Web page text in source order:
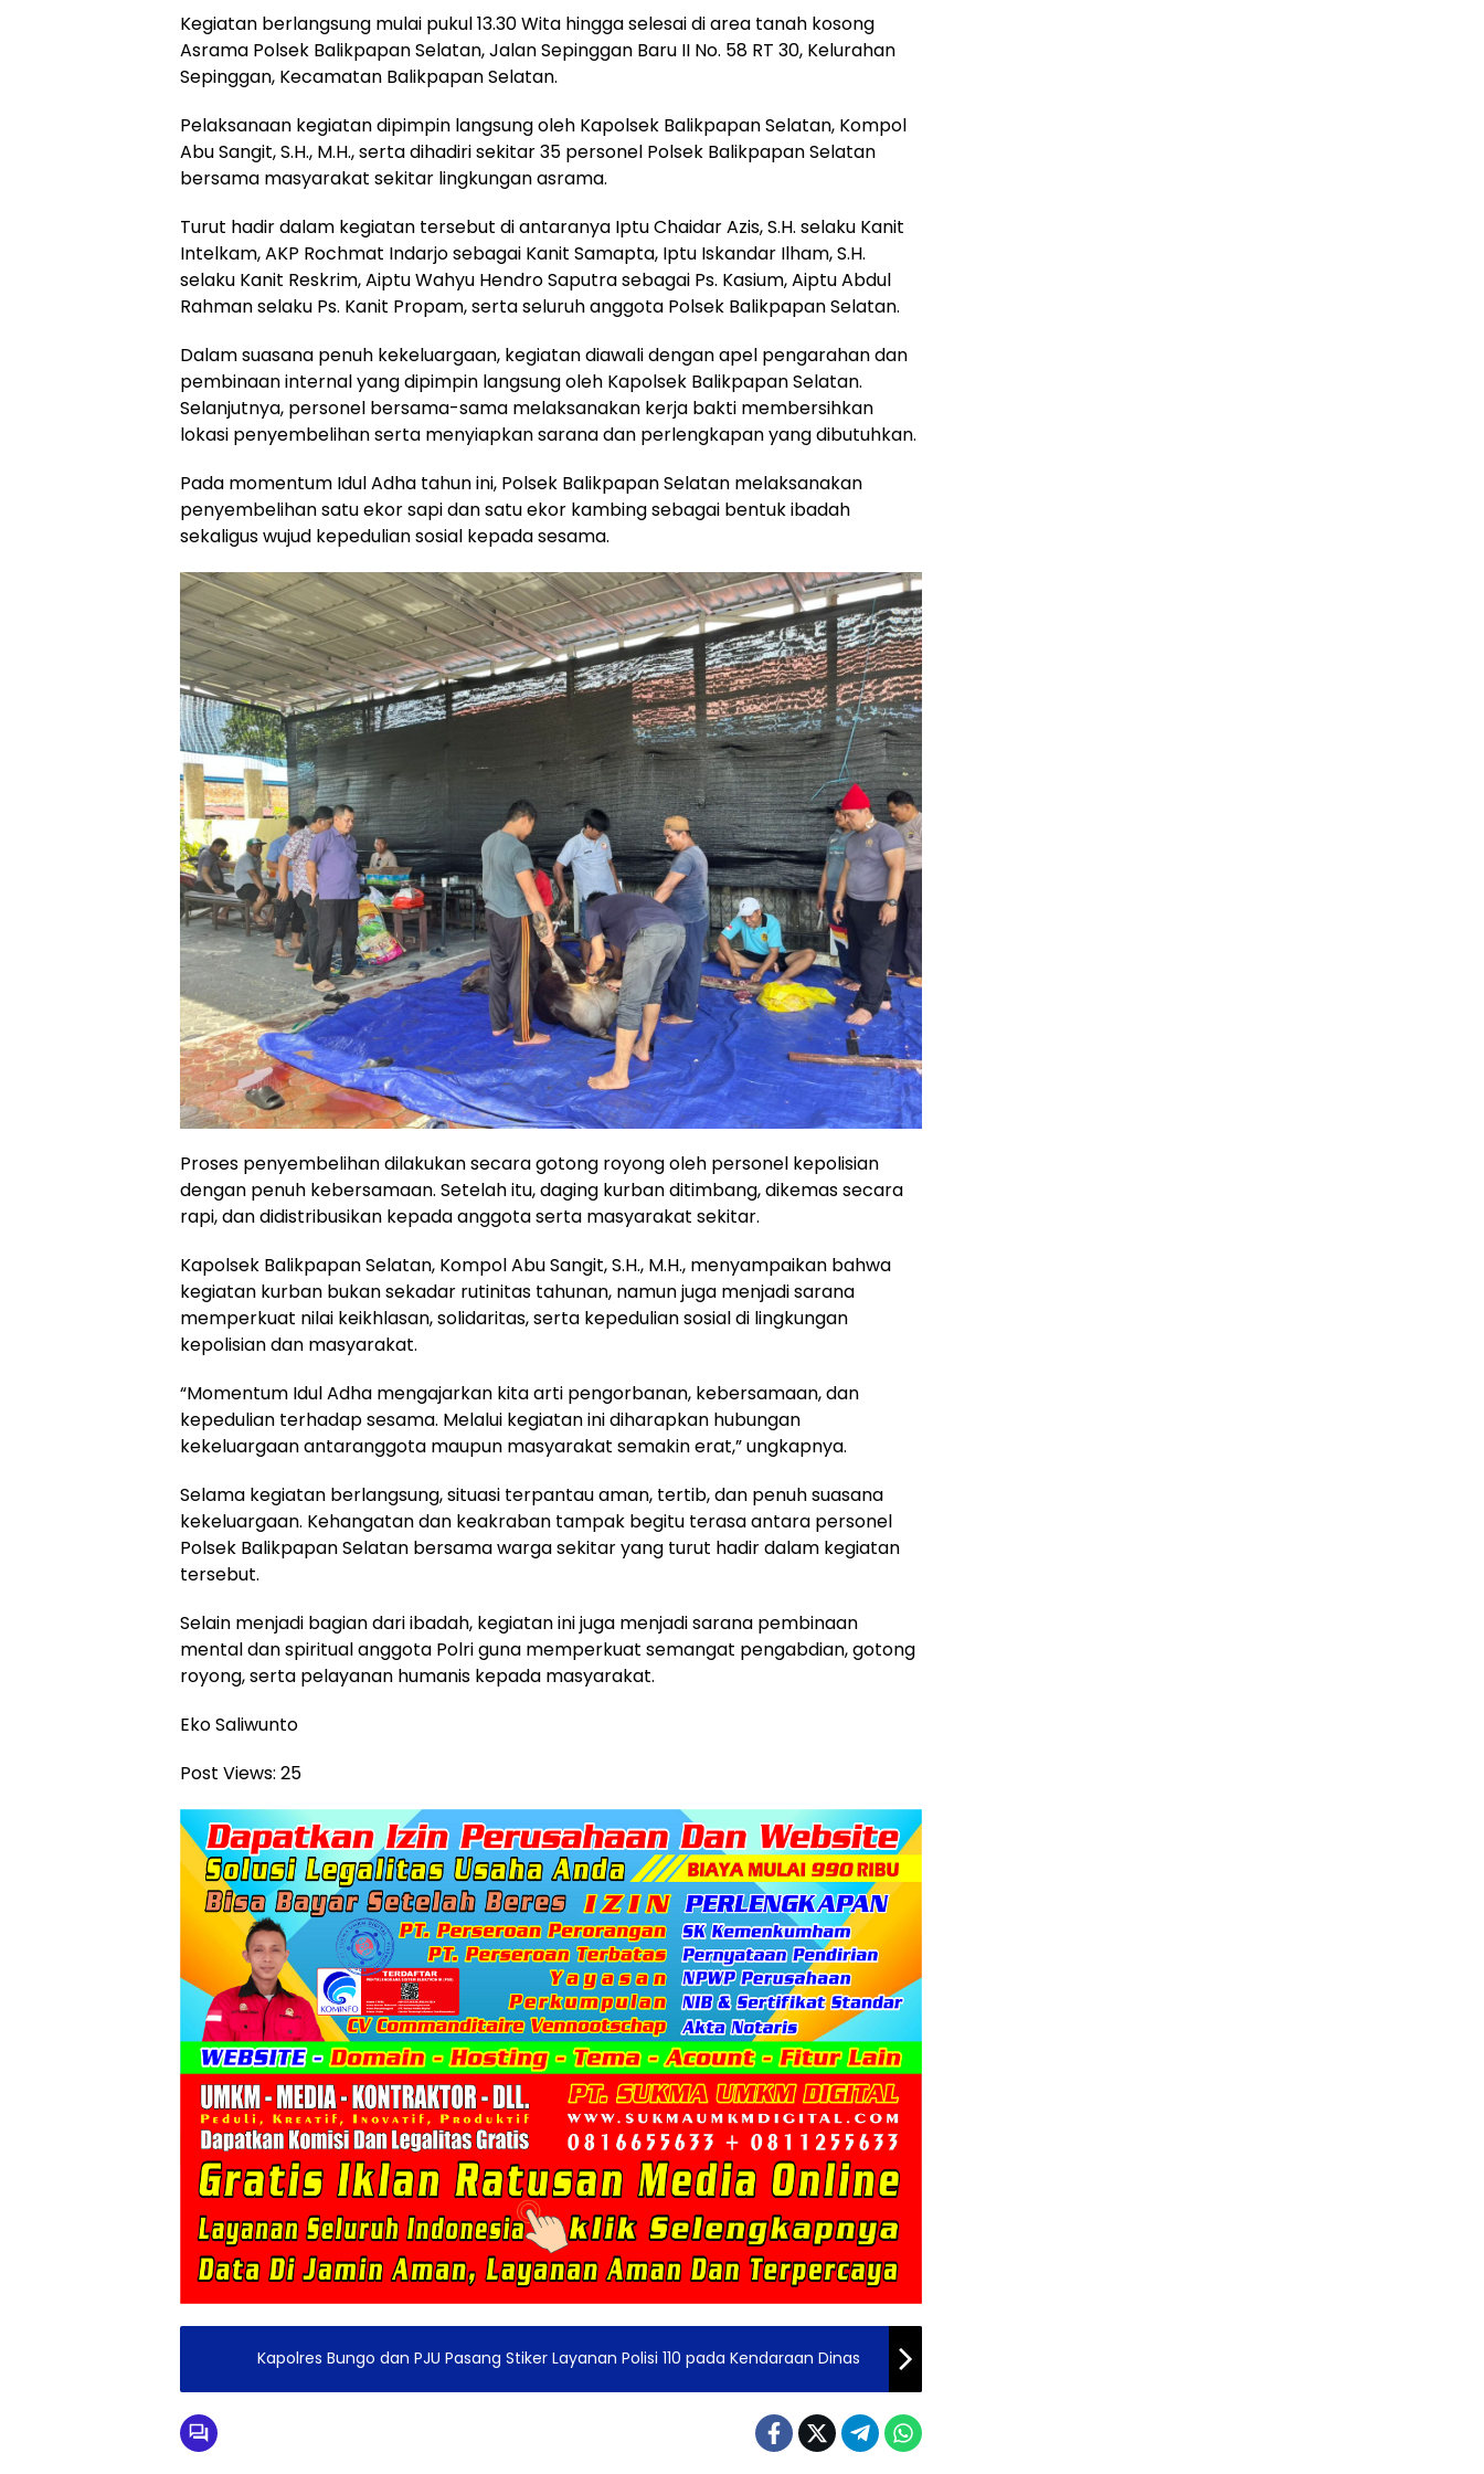
Kegiatan berlangsung mulai pukul 13.30 Wita hingga selesai di area tanah kosong
Asrama Polsek Balikpapan Selatan, Jalan Sepinggan Baru II No. 58 RT 30, Kelurahan
Sepinggan, Kecamatan Balikpapan Selatan.
Pelaksanaan kegiatan dipimpin langsung oleh Kapolsek Balikpapan Selatan, Kompol
Abu Sangit, S.H., M.H., serta dihadiri sekitar 35 personel Polsek Balikpapan Selatan
bersama masyarakat sekitar lingkungan asrama.
Turut hadir dalam kegiatan tersebut di antaranya Iptu Chaidar Azis, S.H. selaku Kanit
Intelkam, AKP Rochmat Indarjo sebagai Kanit Samapta, Iptu Iskandar Ilham, S.H.
selaku Kanit Reskrim, Aiptu Wahyu Hendro Saputra sebagai Ps. Kasium, Aiptu Abdul
Rahman selaku Ps. Kanit Propam, serta seluruh anggota Polsek Balikpapan Selatan.
Dalam suasana penuh kekeluargaan, kegiatan diawali dengan apel pengarahan dan
pembinaan internal yang dipimpin langsung oleh Kapolsek Balikpapan Selatan.
Selanjutnya, personel bersama-sama melaksanakan kerja bakti membersihkan
lokasi penyembelihan serta menyiapkan sarana dan perlengkapan yang dibutuhkan.
Pada momentum Idul Adha tahun ini, Polsek Balikpapan Selatan melaksanakan
penyembelihan satu ekor sapi dan satu ekor kambing sebagai bentuk ibadah
sekaligus wujud kepedulian sosial kepada sesama.
Proses penyembelihan dilakukan secara gotong royong oleh personel kepolisian
dengan penuh kebersamaan. Setelah itu, daging kurban ditimbang, dikemas secara
rapi, dan didistribusikan kepada anggota serta masyarakat sekitar.
Kapolsek Balikpapan Selatan, Kompol Abu Sangit, S.H., M.H., menyampaikan bahwa
kegiatan kurban bukan sekadar rutinitas tahunan, namun juga menjadi sarana
memperkuat nilai keikhlasan, solidaritas, serta kepedulian sosial di lingkungan
kepolisian dan masyarakat.
“Momentum Idul Adha mengajarkan kita arti pengorbanan, kebersamaan, dan
kepedulian terhadap sesama. Melalui kegiatan ini diharapkan hubungan
kekeluargaan antaranggota maupun masyarakat semakin erat,” ungkapnya.
Selama kegiatan berlangsung, situasi terpantau aman, tertib, dan penuh suasana
kekeluargaan. Kehangatan dan keakraban tampak begitu terasa antara personel
Polsek Balikpapan Selatan bersama warga sekitar yang turut hadir dalam kegiatan
tersebut.
Selain menjadi bagian dari ibadah, kegiatan ini juga menjadi sarana pembinaan
mental dan spiritual anggota Polri guna memperkuat semangat pengabdian, gotong
royong, serta pelayanan humanis kepada masyarakat.
Eko Saliwunto
Post Views: 25
Kapolres Bungo dan PJU Pasang Stiker Layanan Polisi 110 pada Kendaraan Dinas